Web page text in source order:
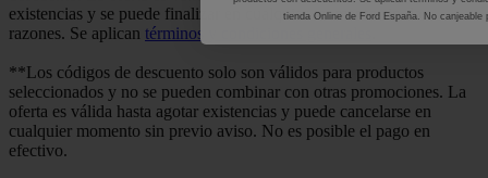
existencias y se puede finalizar en cualquier momento sin dar
razones. Se aplican términos y condiciones generales
**Los códigos de descuento solo son válidos para productos
seleccionados y no se pueden combinar con otras promociones. La
oferta es válida hasta agotar existencias y puede cancelarse en
cualquier momento sin previo aviso. No es posible el pago en
efectivo.
tienda Online de Ford España. No canjeable